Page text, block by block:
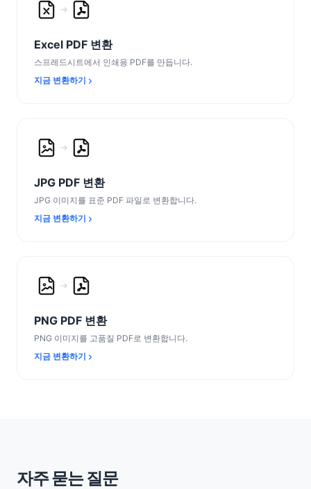
Excel PDF 변환
스프레드시트에서 인쇄용 PDF를 만듭니다.
지금 변환하기
JPG PDF 변환
JPG 이미지를 표준 PDF 파일로 변환합니다.
지금 변환하기
PNG PDF 변환
PNG 이미지를 고품질 PDF로 변환합니다.
지금 변환하기
자주 묻는 질문